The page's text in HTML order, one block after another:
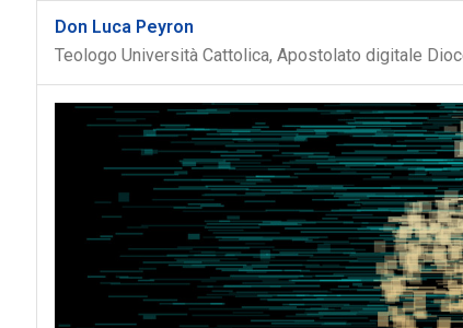
Don Luca Peyron
Teologo Università Cattolica, Apostolato digitale